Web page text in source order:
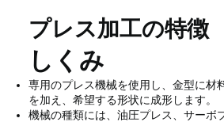
プレス加工の特徴
しくみ
専用のプレス機械を使用し、金型に材
を加え、希望する形状に成形します。
機械の種類には、油圧プレス、サーボ